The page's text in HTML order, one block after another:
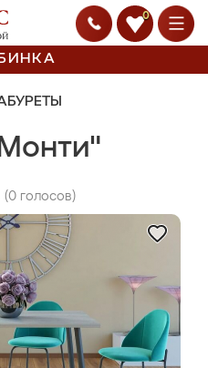
0
(0 голосов)